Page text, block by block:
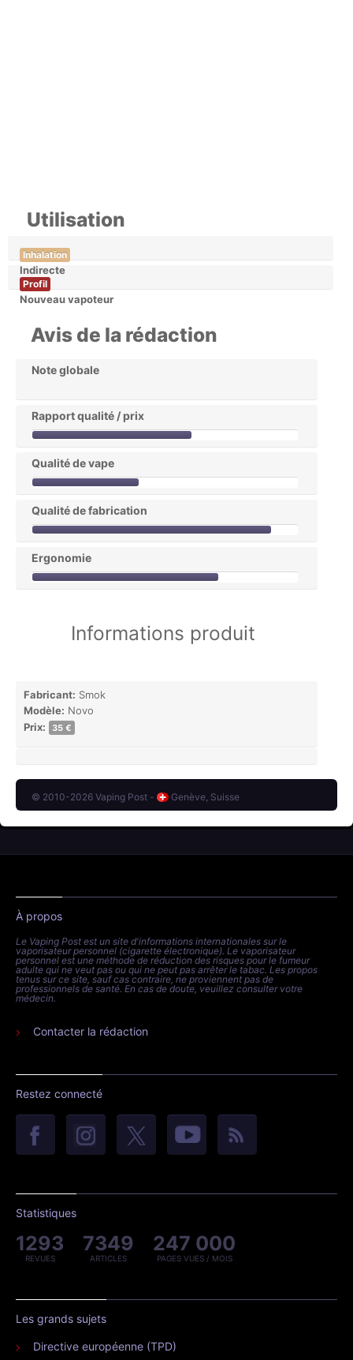
Utilisation
Inhalation
Indirecte
Profil
Nouveau vapoteur
Avis de la rédaction
Note globale
Rapport qualité / prix
Qualité de vape
Qualité de fabrication
Ergonomie
Informations produit
Fabricant: Smok
Modèle: Novo
Prix:
35 €
© 2010-2026 Vaping Post - Genève, Suisse
À propos
Le Vaping Post est un site d'informations internationales sur le
vaporisateur personnel (cigarette électronique). Le vaporisateur
personnel est une méthode de réduction des risques pour le fumeur
adulte qui ne veut pas ou qui ne peut pas arrêter le tabac. Les propos
tenus sur ce site, sauf cas contraire, ne proviennent pas de
professionnels de santé. En cas de doute, veuillez consulter votre
médecin.
Contacter la rédaction
Restez connecté
Statistiques
1293
REVUES
7349
ARTICLES
247 000
PAGES VUES / MOIS
Les grands sujets
Directive européenne (TPD)